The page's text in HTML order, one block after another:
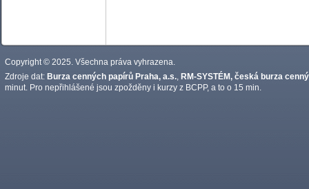
Copyright © 2025. Všechna práva vyhrazena.
Zdroje dat: Burza cenných papírů Praha, a.s. RM-SYSTÉM, česká burza
minut. Pro nepřihlášené jsou zpožděny i kurzy z BCPP, a to o 15 min.